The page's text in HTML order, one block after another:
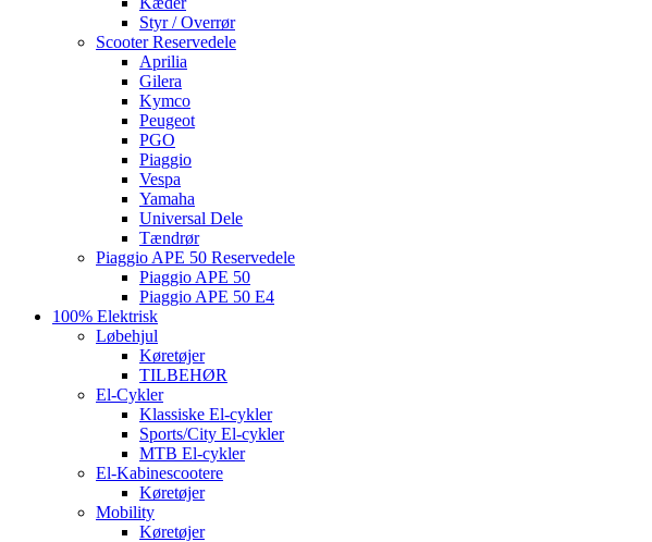
Styr / Overrør
Scooter Reservedele
Aprilia
Gilera
Kymco
Peugeot
PGO
Piaggio
Vespa
Yamaha
Universal Dele
Tændrør
Piaggio APE 50 Reservedele
Piaggio APE 50
Piaggio APE 50 E4
100% Elektrisk
Løbehjul
Køretøjer
TILBEHØR
El-Cykler
Klassiske El-cykler
Sports/City El-cykler
MTB El-cykler
El-Kabinescootere
Køretøjer
Mobility
Køretøjer